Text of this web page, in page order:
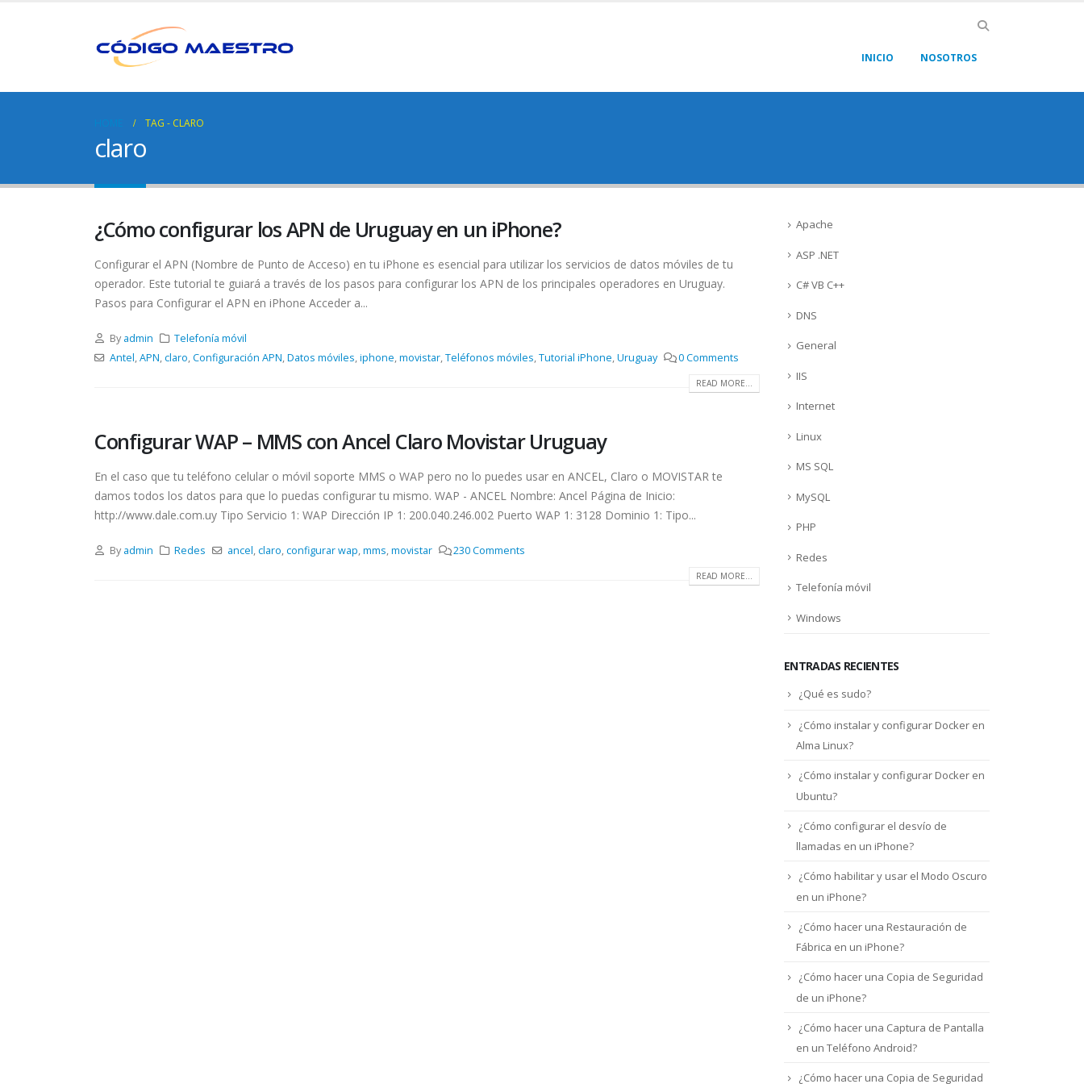
INICIO NOSOTROS
HOME TAG - CLARO
claro
¿Cómo configurar los APN de Uruguay en un iPhone?
Configurar el APN (Nombre de Punto de Acceso) en tu iPhone es esencial para utilizar los servicios de datos móviles de tu
operador. Este tutorial te guiará a través de los pasos para configurar los APN de los principales operadores en Uruguay.
Pasos para Configurar el APN en iPhone Acceder a...
By admin
Telefonía móvil
Antel,APN,claro,Configuración APN,Datos móviles,iphone,movistar,Teléfonos móviles,Tutorial iPhone,Uruguay 0 Comments
READ MORE...
Configurar WAP – MMS con Ancel Claro Movistar Uruguay
En el caso que tu teléfono celular o móvil soporte MMS o WAP pero no lo puedes usar en ANCEL, Claro o MOVISTAR te
damos todos los datos para que lo puedas configurar tu mismo. WAP - ANCEL Nombre: Ancel Página de Inicio:
http://www.dale.com.uy Tipo Servicio 1: WAP Dirección IP 1: 200.040.246.002 Puerto WAP 1: 3128 Dominio 1: Tipo...
By admin Redes ancel,claro,configurar wap,mms,movistar 230 Comments
READ MORE...
Apache
ASP .NET
C# VB C++
DNS
General
IIS
Internet
Linux
MS SQL
MySQL
PHP
Redes
Telefonía móvil
Windows
ENTRADAS RECIENTES
¿Qué es sudo?
¿Cómo instalar y configurar Docker en
Alma Linux?
¿Cómo instalar y configurar Docker en
Ubuntu?
¿Cómo configurar el desvío de
llamadas en un iPhone?
¿Cómo habilitar y usar el Modo Oscuro
en un iPhone?
¿Cómo hacer una Restauración de
Fábrica en un iPhone?
¿Cómo hacer una Copia de Seguridad
de un iPhone?
¿Cómo hacer una Captura de Pantalla
en un Teléfono Android?
¿Cómo hacer una Copia de Seguridad